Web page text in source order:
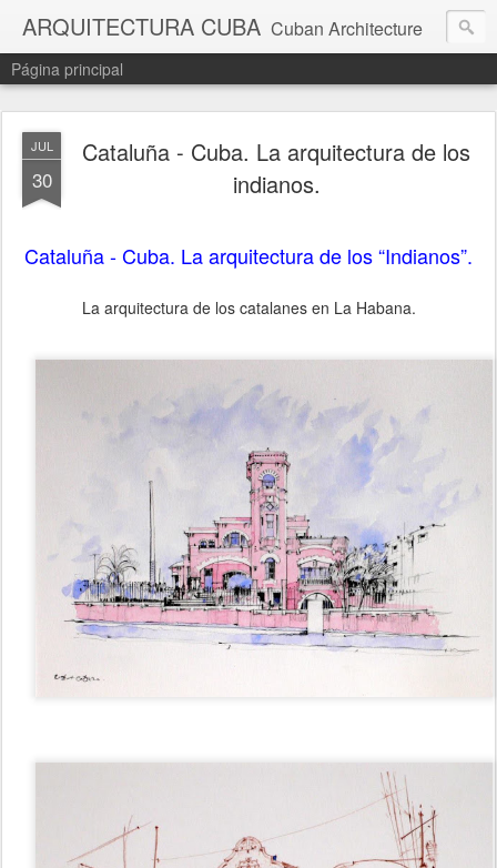
ARQUITECTURA CUBA Cuban Architecture
Página principal
JUL
30
Cataluña - Cuba. La arquitectura de los
indianos.
Cataluña - Cuba. La arquitectura de los “Indianos”.
La arquitectura de los catalanes en La Habana.